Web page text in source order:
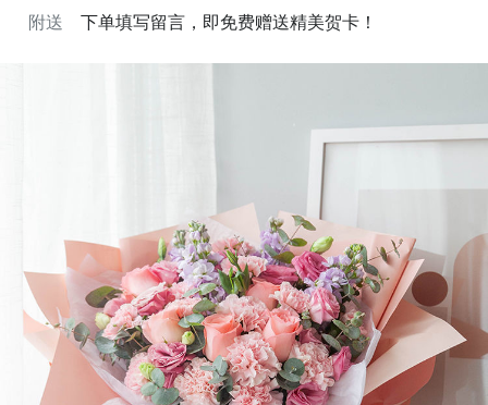
附送
下单填写留言，即免费赠送精美贺卡！